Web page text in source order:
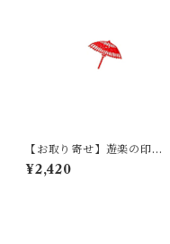
【お取り寄せ】遊楽の印
「傘」｜ 工房 蓮
¥2,420